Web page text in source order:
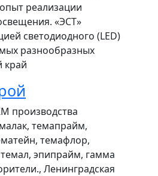
реализации
«ЭСТ»
светодиодного (LED)
разнообразных
край
производства
темапрайм,
темафлор,
эпипрайм, гамма
Ленинградская